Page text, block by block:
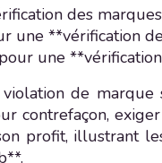
des
une **vérification
une
de
contrefaçon,
profit, illustrant